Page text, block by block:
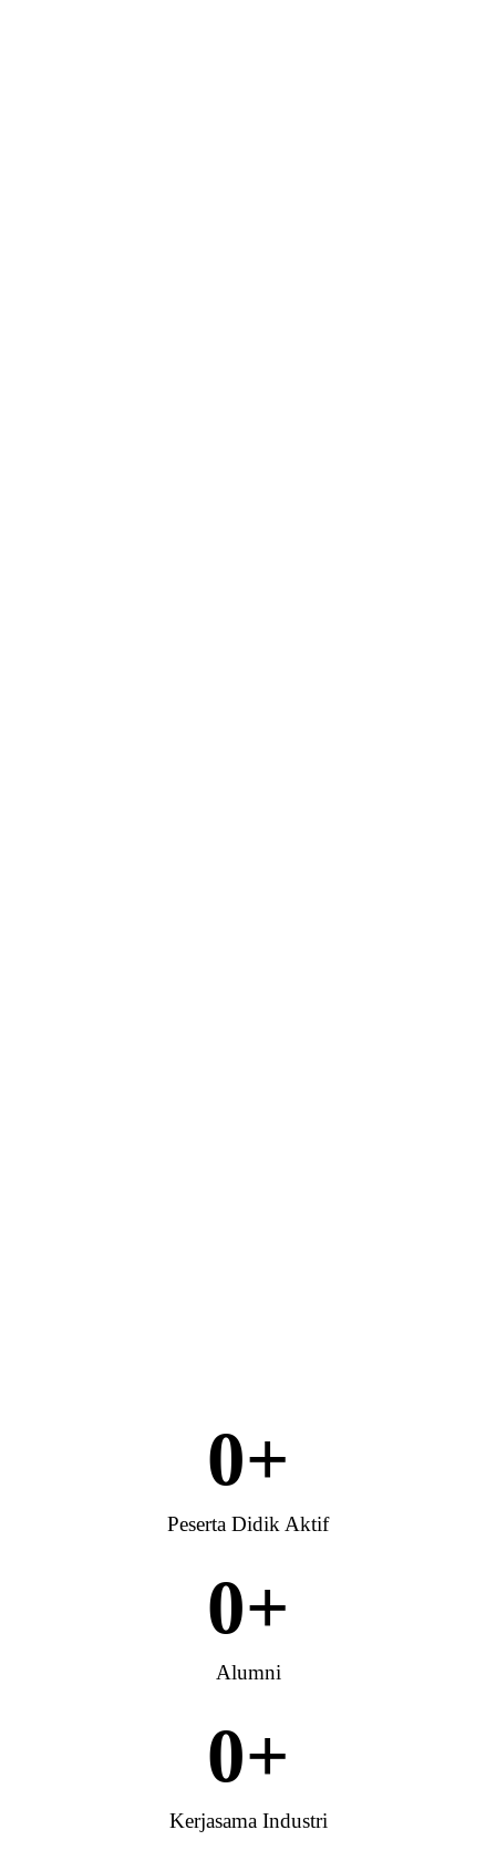
Peserta Didik Aktif
0+
Alumni
0+
Kerjasama Industri
0+